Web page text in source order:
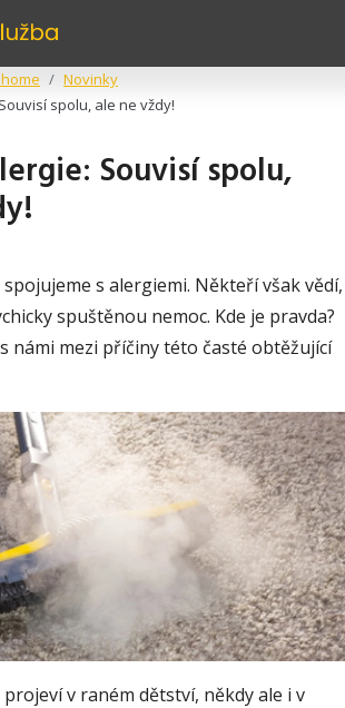
Novinky
spolu, ale ne vždy!
Souvisí spolu,
s alergiemi. Někteří však vědí,
spuštěnou nemoc. Kde je pravda?
námi mezi příčiny této časté obtěžující
v raném dětství, někdy ale i v